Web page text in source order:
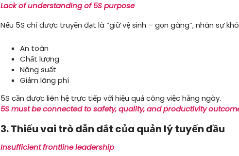
Lack of understanding of 5S purpose
Nếu 5S chỉ được truyền đạt là “giữ vệ sinh – gọn gàng”, nhân sự
An toàn
Chất lượng
Năng suất
Giảm lãng phí
5S cần được liên hệ trực tiếp với hiệu quả công việc hằng ngày.
5S must be connected to safety, quality, and productivity
3. Thiếu vai trò dẫn dắt của quản lý tuyến đầu
Insufficient frontline leadership